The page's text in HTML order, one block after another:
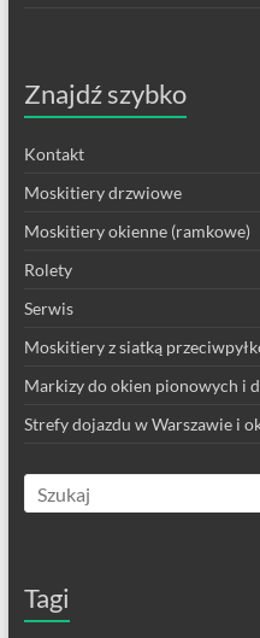
Znajdź szybko
Kontakt
Moskitiery drzwiowe
Moskitiery okienne (ramkowe)
Rolety
Serwis
Moskitiery z siatką
Markizy do okien pionowych i
Strefy dojazdu w Warszawie i
Tagi